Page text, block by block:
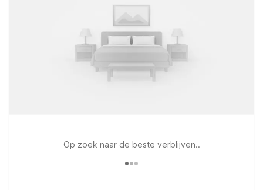
Op zoek naar de beste verblijven..